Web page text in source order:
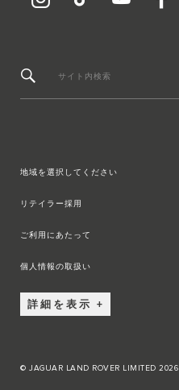
サイト内検索
地域を選択してください
リテイラー採用
ご利用にあたって
個人情報の取扱い
詳細を表示
© JAGUAR LAND ROVER LIMITED 2026